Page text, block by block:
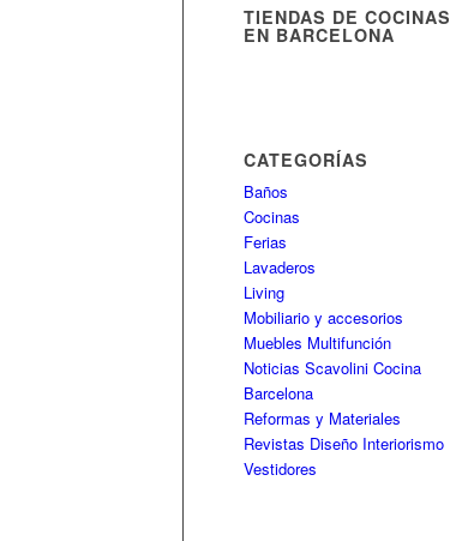
TIENDAS DE COCINAS
EN BARCELONA
CATEGORÍAS
Baños
Cocinas
Ferias
Lavaderos
Living
Mobiliario y accesorios
Muebles Multifunción
Noticias Scavolini Cocina
Barcelona
Reformas y Materiales
Revistas Diseño Interiorismo
Vestidores